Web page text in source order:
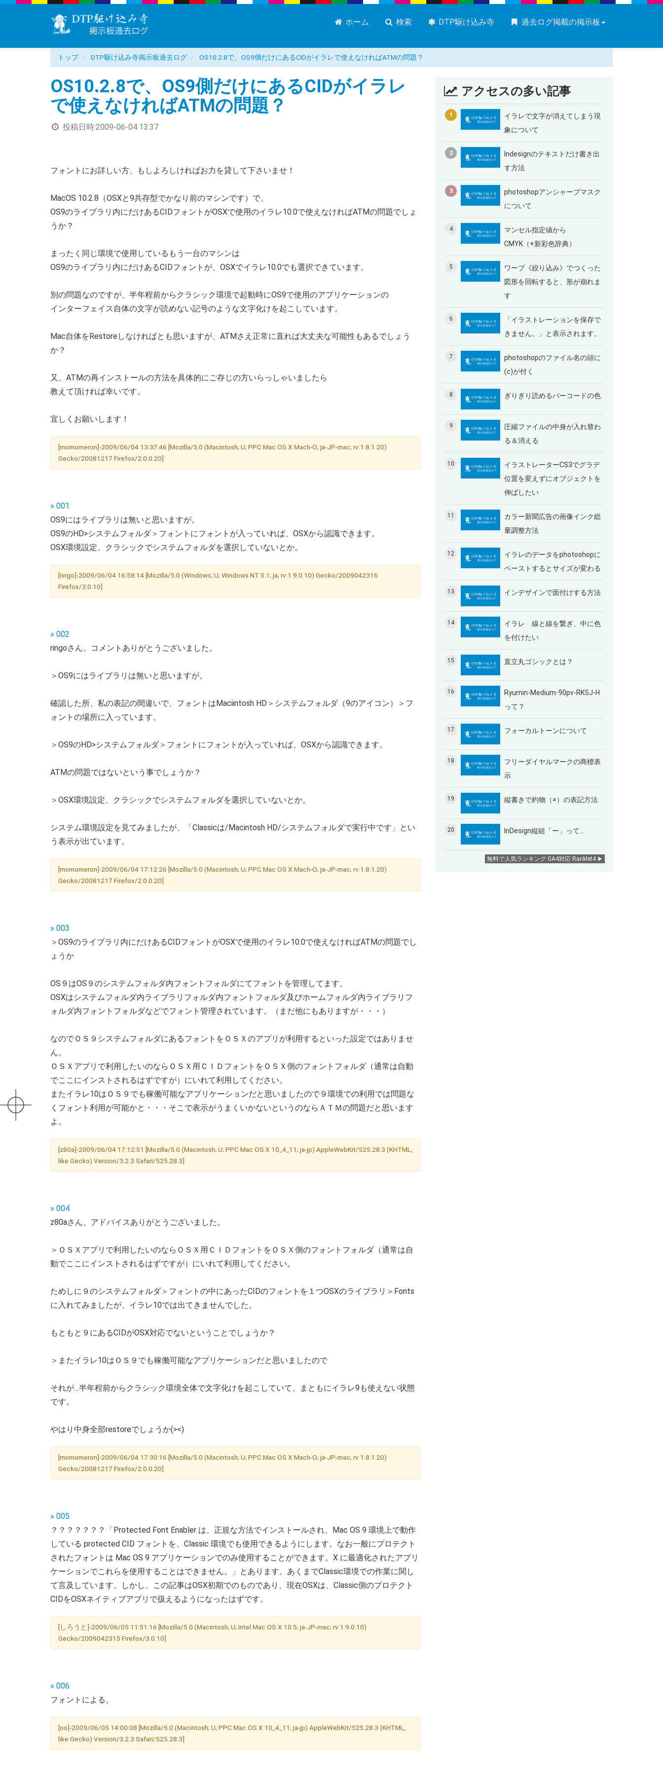
ホーム 検索 DTP駆け込み寺 過去ログ掲載の掲示板
トップ DTP駆け込み寺掲示板過去ログ OS10.2.8で、OS9側だけにあるCIDがイラレで使えなければATMの問題？
OS10.2.8で、OS9側だけにあるCIDがイラレ
で使えなければATMの問題？
投稿日時:2009-06-04 13:37
フォントにお詳しい方、もしよろしければお力を貸して下さいませ！
MacOS 10.2.8（OSXと9共存型でかなり前のマシンです）で、
OS9のライブラリ内にだけあるCIDフォントがOSXで使用のイラレ10.0で使えなければATMの問題でしょ
うか？
まったく同じ環境で使用しているもう一台のマシンは
OS9のライブラリ内にだけあるCIDフォントが、OSXでイラレ10.0でも選択できています。
別の問題なのですが、半年程前からクラシック環境で起動時にOS9で使用のアプリケーションの
インターフェイス自体の文字が読めない記号のような文字化けを起こしています。
Mac自体をRestoreしなければとも思いますが、ATMさえ正常に直れば大丈夫な可能性もあるでしょう
か？
又、ATMの再インストールの方法を具体的にご存じの方いらっしゃいましたら
教えて頂ければ幸いです。
宜しくお願いします！
[momomeron]-2009/06/04 13:37:46 [Mozilla/5.0 (Macintosh; U; PPC Mac OS X Mach-O; ja-JP-mac; rv:1.8.1.20)
Gecko/20081217 Firefox/2.0.0.20]
» 001
OS9にはライブラリは無いと思いますが。
OS9のHD>システムフォルダ＞フォントにフォントが入っていれば、OSXから認識できます。
OSX環境設定、クラシックでシステムフォルダを選択していないとか。
[ringo]-2009/06/04 16:58:14 [Mozilla/5.0 (Windows; U; Windows NT 5.1; ja; rv:1.9.0.10) Gecko/2009042316
Firefox/3.0.10]
» 002
ringoさん、コメントありがとうございました。
＞OS9にはライブラリは無いと思いますが。
確認した所、私の表記の間違いで、フォントはMaciintosh HD＞システムフォルダ（9のアイコン）＞フ
ォントの場所に入っています。
＞OS9のHD>システムフォルダ＞フォントにフォントが入っていれば、OSXから認識できます。
ATMの問題ではないという事でしょうか？
＞OSX環境設定、クラシックでシステムフォルダを選択していないとか。
システム環境設定を見てみましたが、「Classicは/Macintosh HD/システムフォルダで実行中です」とい
う表示が出ています。
[momomeron]-2009/06/04 17:12:26 [Mozilla/5.0 (Macintosh; U; PPC Mac OS X Mach-O; ja-JP-mac; rv:1.8.1.20)
Gecko/20081217 Firefox/2.0.0.20]
» 003
＞OS9のライブラリ内にだけあるCIDフォントがOSXで使用のイラレ10.0で使えなければATMの問題でし
ょうか
OS９はOS９のシステムフォルダ内フォントフォルダにてフォントを管理してます。
OSXはシステムフォルダ内ライブラリフォルダ内フォントフォルダ及びホームフォルダ内ライブラリフ
ォルダ内フォントフォルダなどでフォント管理されています。（まだ他にもありますが・・・）
なのでＯＳ９システムフォルダにあるフォントをＯＳＸのアプリが利用するといった設定ではありませ
ん。
ＯＳＸアプリで利用したいのならＯＳＸ用ＣＩＤフォントをＯＳＸ側のフォントフォルダ（通常は自動
でここにインストされるはずですが）にいれて利用してください。
またイラレ10はＯＳ９でも稼働可能なアプリケーションだと思いましたので９環境での利用では問題な
くフォント利用が可能かと・・・そこで表示がうまくいかないというのならＡＴＭの問題だと思います
よ。
[z80a]-2009/06/04 17:12:51 [Mozilla/5.0 (Macintosh; U; PPC Mac OS X 10_4_11; ja-jp) AppleWebKit/525.28.3 (KHTML,
like Gecko) Version/3.2.3 Safari/525.28.3]
» 004
z80aさん、アドバイスありがとうございました。
＞ＯＳＸアプリで利用したいのならＯＳＸ用ＣＩＤフォントをＯＳＸ側のフォントフォルダ（通常は自
動でここにインストされるはずですが）にいれて利用してください。
ためしに９のシステムフォルダ＞フォントの中にあったCIDのフォントを１つOSXのライブラリ＞Fonts
に入れてみましたが、イラレ10では出てきませんでした。
もともと９にあるCIDがOSX対応でないということでしょうか？
＞またイラレ10はＯＳ９でも稼働可能なアプリケーションだと思いましたので
それが…半年程前からクラシック環境全体で文字化けを起こしていて、まともにイラレ9も使えない状態
です。
やはり中身全部restoreでしょうか(><)
[momomeron]-2009/06/04 17:30:16 [Mozilla/5.0 (Macintosh; U; PPC Mac OS X Mach-O; ja-JP-mac; rv:1.8.1.20)
Gecko/20081217 Firefox/2.0.0.20]
» 005
？？？？？？？「Protected Font Enabler は、正規な方法でインストールされ、Mac OS 9 環境上で動作
している protected CID フォントを、Classic 環境でも使用できるようにします。なお一般にプロテクト
されたフォントは Mac OS 9 アプリケーションでのみ使用することができます。X に最適化されたアプリ
ケーションでこれらを使用することはできません。」とあります。あくまでClassic環境での作業に関し
て言及しています。しかし、この記事はOSX初期でのものであり、現在OSXは、Classic側のプロテクト
CIDをOSXネイティブアプリで扱えるようになったはずです。
[しろうと]-2009/06/05 11:51:16 [Mozilla/5.0 (Macintosh; U; Intel Mac OS X 10.5; ja-JP-mac; rv:1.9.0.10)
Gecko/2009042315 Firefox/3.0.10]
» 006
フォントによる。
[oo]-2009/06/05 14:00:08 [Mozilla/5.0 (Macintosh; U; PPC Mac OS X 10_4_11; ja-jp) AppleWebKit/525.28.3 (KHTML,
like Gecko) Version/3.2.3 Safari/525.28.3]
アクセスの多い記事
1
イラレで文字が消えてしまう現
象について
2
Indesignのテキストだけ書き出
す方法
3
photoshopアンシャープマスク
について
4
マンセル指定値から
CMYK（+新彩色辞典）
5
ワープ《絞り込み》でつくった
図形を回転すると、形が崩れま
す
6
「イラストレーションを保存で
きません。」と表示されます。
7
photoshopのファイル名の頭に
(c)が付く
8 ぎりぎり読めるバーコードの色
9
圧縮ファイルの中身が入れ替わ
る＆消える
10
イラストレーターCS3でグラデ
位置を変えずにオブジェクトを
伸ばしたい
11
カラー新聞広告の画像インク総
量調整方法
12
イラレのデータをphotoshopに
ペーストするとサイズが変わる
13 インデザインで面付けする方法
14
イラレ 線と線を繋ぎ、中に色
を付けたい
15 直立丸ゴシックとは？
16
Ryumin-Medium-90pv-RKSJ-H
って？
17 フォーカルトーンについて
18
フリーダイヤルマークの商標表
示
19 縦書きで約物（≠）の表記方法
20 InDesign縦組「ー」って…
無料で人気ランキング GA4対応 Ranklet4